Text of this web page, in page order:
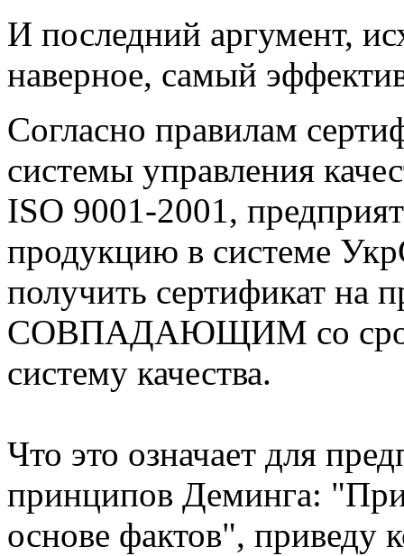
И последний аргумент,
наверное, самый
Согласно правилам
системы управления
ISO 9001-2001,
продукцию в системе
получить сертификат на
СОВПАДАЮЩИМ со
систему качества.
Что это означает для
принципов Деминга:
основе фактов", приведу